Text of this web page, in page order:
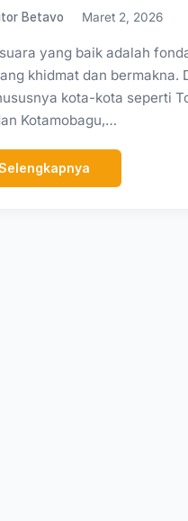
Betavo Maret 2, 2026
yang baik adalah
khidmat dan bermakna.
kota-kota seperti
Kotamobagu,…